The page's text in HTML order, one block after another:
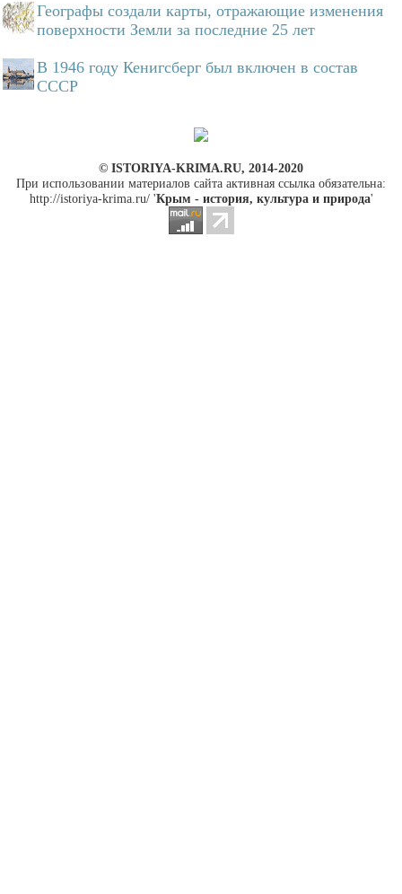
Географы создали карты, отражающие изменения
поверхности Земли за последние 25 лет
В 1946 году Кенигсберг был включен в состав
СССР
© ISTORIYA-KRIMA.RU, 2014-2020
При использовании материалов сайта активная ссылка обязательна:
http://istoriya-krima.ru/ 'Крым - история, культура и природа'